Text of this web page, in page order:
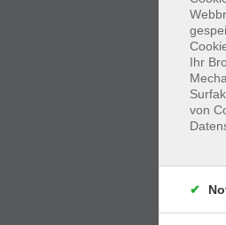
Ihr
von